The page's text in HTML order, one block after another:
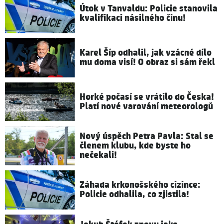
Útok v Tanvaldu: Policie stanovila
kvalifikaci násilného činu!
Karel Šíp odhalil, jak vzácné dílo
mu doma visí! O obraz si sám řekl
Horké počasí se vrátilo do Česka!
Platí nové varování meteorologů
Nový úspěch Petra Pavla: Stal se
členem klubu, kde byste ho
nečekali!
Záhada krkonošského cizince:
Policie odhalila, co zjistila!